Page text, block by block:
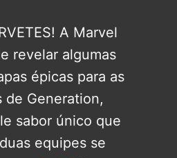
A Marvel
revelar algumas
épicas para as
de Generation,
sabor único que
equipes se